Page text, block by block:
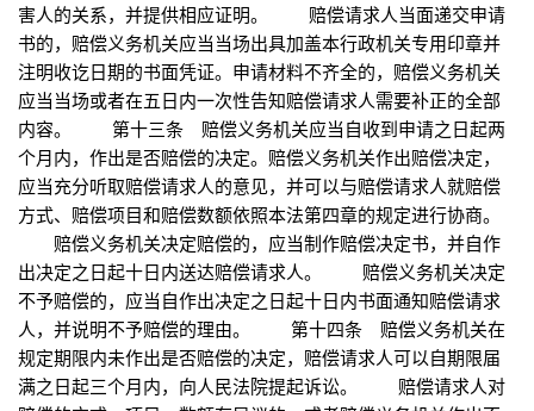
害人的关系，并提供相应证明。 赔偿请求人当面递交申请
书的，赔偿义务机关应当当场出具加盖本行政机关专用印章并
注明收讫日期的书面凭证。申请材料不齐全的，赔偿义务机关
应当当场或者在五日内一次性告知赔偿请求人需要补正的全部
内容。 第十三条 赔偿义务机关应当自收到申请之日起两
个月内，作出是否赔偿的决定。赔偿义务机关作出赔偿决定，
应当充分听取赔偿请求人的意见，并可以与赔偿请求人就赔偿
方式、赔偿项目和赔偿数额依照本法第四章的规定进行协商。
赔偿义务机关决定赔偿的，应当制作赔偿决定书，并自作
出决定之日起十日内送达赔偿请求人。 赔偿义务机关决定
不予赔偿的，应当自作出决定之日起十日内书面通知赔偿请求
人，并说明不予赔偿的理由。 第十四条 赔偿义务机关在
规定期限内未作出是否赔偿的决定，赔偿请求人可以自期限届
满之日起三个月内，向人民法院提起诉讼。 赔偿请求人对